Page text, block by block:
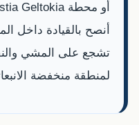
أنصح بالقيادة داخل
تشجع على المشي
لمنطقة منخفضة